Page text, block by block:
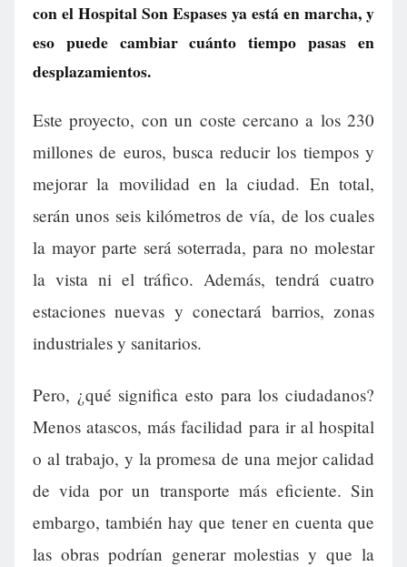
con el Hospital Son Espases ya está en marcha, y
eso puede cambiar cuánto tiempo pasas en
desplazamientos.
Este proyecto, con un coste cercano a los 230
millones de euros, busca reducir los tiempos y
mejorar la movilidad en la ciudad. En total,
serán unos seis kilómetros de vía, de los cuales
la mayor parte será soterrada, para no molestar
la vista ni el tráfico. Además, tendrá cuatro
estaciones nuevas y conectará barrios, zonas
industriales y sanitarios.
Pero, ¿qué significa esto para los ciudadanos?
Menos atascos, más facilidad para ir al hospital
o al trabajo, y la promesa de una mejor calidad
de vida por un transporte más eficiente. Sin
embargo, también hay que tener en cuenta que
las obras podrían generar molestias y que la